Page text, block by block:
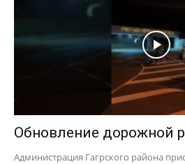
Обновление дорожной
Администрация Гагрского района